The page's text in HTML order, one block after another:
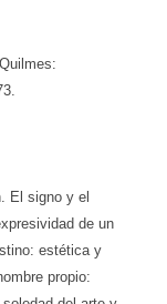
El signo y el
de un
estética y
propio: